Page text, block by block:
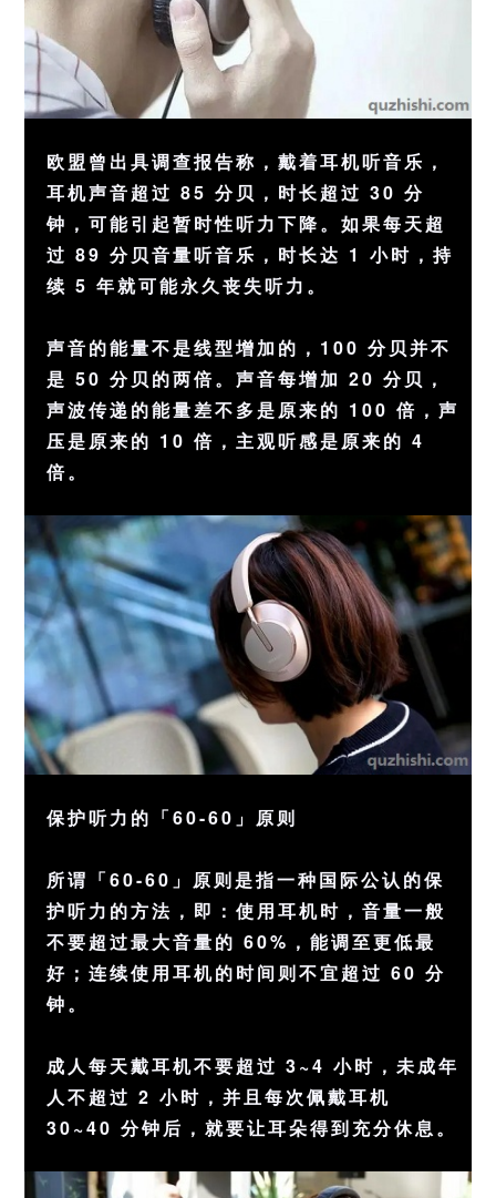
欧盟曾出具调查报告称，戴着耳机听音乐，
耳机声音超过 85 分贝，时长超过 30 分
钟，可能引起暂时性听力下降。如果每天超
过 89 分贝音量听音乐，时长达 1 小时，持
续 5 年就可能永久丧失听力。
声音的能量不是线型增加的，100 分贝并不
是 50 分贝的两倍。声音每增加 20 分贝，
声波传递的能量差不多是原来的 100 倍，声
压是原来的 10 倍，主观听感是原来的 4
倍。
保护听力的「60-60」原则
所谓「60-60」原则是指一种国际公认的保
护听力的方法，即：使用耳机时，音量一般
不要超过最大音量的 60%，能调至更低最
好；连续使用耳机的时间则不宜超过 60 分
钟。
成人每天戴耳机不要超过 3~4 小时，未成年
人不超过 2 小时，并且每次佩戴耳机
30~40 分钟后，就要让耳朵得到充分休息。